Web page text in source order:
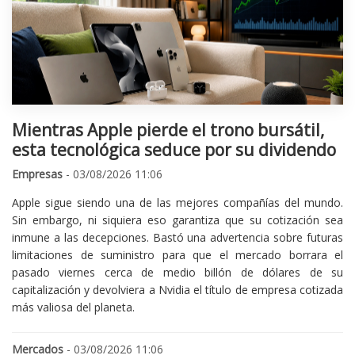
Mientras Apple pierde el trono bursátil,
esta tecnológica seduce por su dividendo
Empresas - 03/08/2026 11:06
Apple sigue siendo una de las mejores compañías del mundo.
Sin embargo, ni siquiera eso garantiza que su cotización sea
inmune a las decepciones. Bastó una advertencia sobre futuras
limitaciones de suministro para que el mercado borrara el
pasado viernes cerca de medio billón de dólares de su
capitalización y devolviera a Nvidia el título de empresa cotizada
más valiosa del planeta.
Mercados - 03/08/2026 11:06